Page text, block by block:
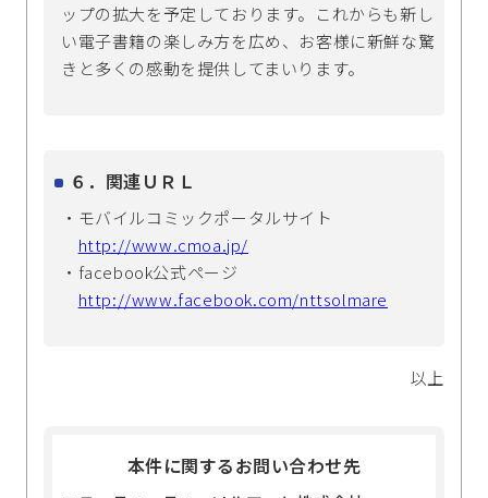
ップの拡大を予定しております。これからも新し
い電子書籍の楽しみ方を広め、お客様に新鮮な驚
きと多くの感動を提供してまいります。
６．関連ＵＲＬ
・モバイルコミックポータルサイト
http://www.cmoa.jp/
・facebook公式ページ
http://www.facebook.com/nttsolmare
以上
本件に関するお問い合わせ先